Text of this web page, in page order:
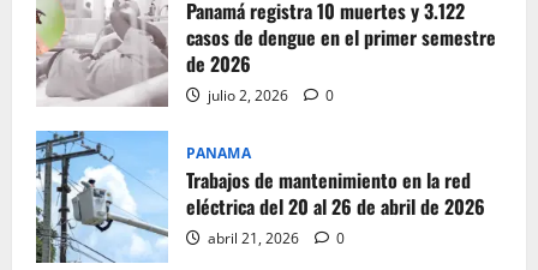
Panamá registra 10 muertes y 3.122
casos de dengue en el primer semestre
de 2026
julio 2, 2026 0
PANAMA
Trabajos de mantenimiento en la red
eléctrica del 20 al 26 de abril de 2026
abril 21, 2026 0